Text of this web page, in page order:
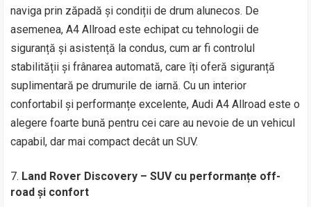
naviga prin zăpadă și condiții de drum alunecos. De
asemenea, A4 Allroad este echipat cu tehnologii de
siguranță și asistență la condus, cum ar fi controlul
stabilității și frânarea automată, care îți oferă siguranță
suplimentară pe drumurile de iarnă. Cu un interior
confortabil și performanțe excelente, Audi A4 Allroad este o
alegere foarte bună pentru cei care au nevoie de un vehicul
capabil, dar mai compact decât un SUV.
Land Rover Discovery – SUV cu performanțe off-
road și confort